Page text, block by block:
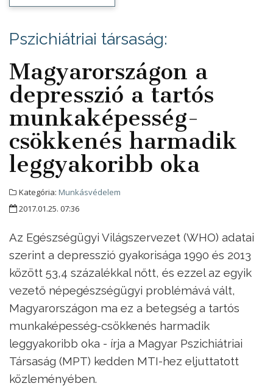
Pszichiátriai társaság:
Magyarországon a
depresszió a tartós
munkaképesség-
csökkenés harmadik
leggyakoribb oka
Kategória: Munkásvédelem
2017.01.25. 07:36
Az Egészségügyi Világszervezet (WHO) adatai
szerint a depresszió gyakorisága 1990 és 2013
között 53,4 százalékkal nőtt, és ezzel az egyik
vezető népegészségügyi problémává vált,
Magyarországon ma ez a betegség a tartós
munkaképesség-csökkenés harmadik
leggyakoribb oka - írja a Magyar Pszichiátriai
Társaság (MPT) kedden MTI-hez eljuttatott
közleményében.